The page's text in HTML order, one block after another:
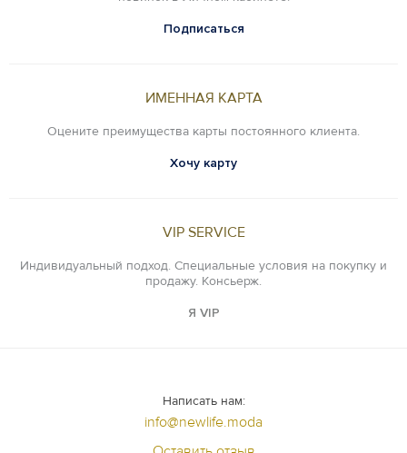
Подписаться
ИМЕННАЯ КАРТА
Оцените преимущества карты постоянного клиента.
Хочу карту
VIP SERVICE
Индивидуальный подход. Специальные условия на покупку и
продажу. Консьерж.
Я VIP
Написать нам:
info@newlife.moda